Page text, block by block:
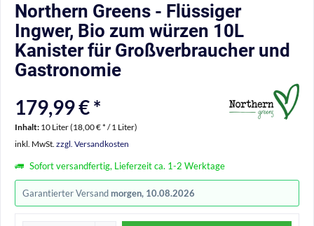
Northern Greens - Flüssiger
Ingwer, Bio zum würzen 10L
Kanister für Großverbraucher und
Gastronomie
179,99 € *
Inhalt: 10 Liter (18,00 € * / 1 Liter)
inkl. MwSt. zzgl. Versandkosten
Sofort versandfertig, Lieferzeit ca. 1-2 Werktage
Garantierter Versand morgen, 10.08.2026